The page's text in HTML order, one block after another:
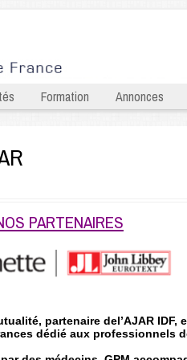
Formation Annonces
PARTENAIRES
partenaire del’AJAR IDF,
dédié aux professionnels